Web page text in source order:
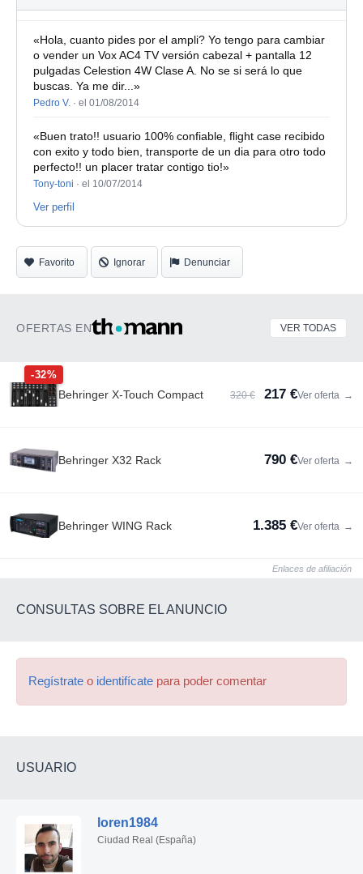
«Hola, cuanto pides por el ampli? Yo tengo para cambiar
o vender un Vox AC4 TV versión cabezal + pantalla 12
pulgadas Celestion 4W Clase A. No se si será lo que
buscas. Ya me dir...»
Pedro V. · el 01/08/2014
«Buen trato!! usuario 100% confiable, flight case recibido
con exito y todo bien, transporte de un dia para otro todo
perfecto!! un placer tratar contigo tio!»
Tony-toni · el 10/07/2014
Ver perfil
Favorito Ignorar Denunciar
OFERTAS EN VER TODAS
-32%
Behringer X-Touch Compact 320 € 217 €Ver oferta →
Behringer X32 Rack 790 €Ver oferta →
Behringer WING Rack 1.385 €Ver oferta →
Enlaces de afiliación
CONSULTAS SOBRE EL ANUNCIO
Regístrate o identifícate para poder comentar
USUARIO
loren1984
Ciudad Real (España)